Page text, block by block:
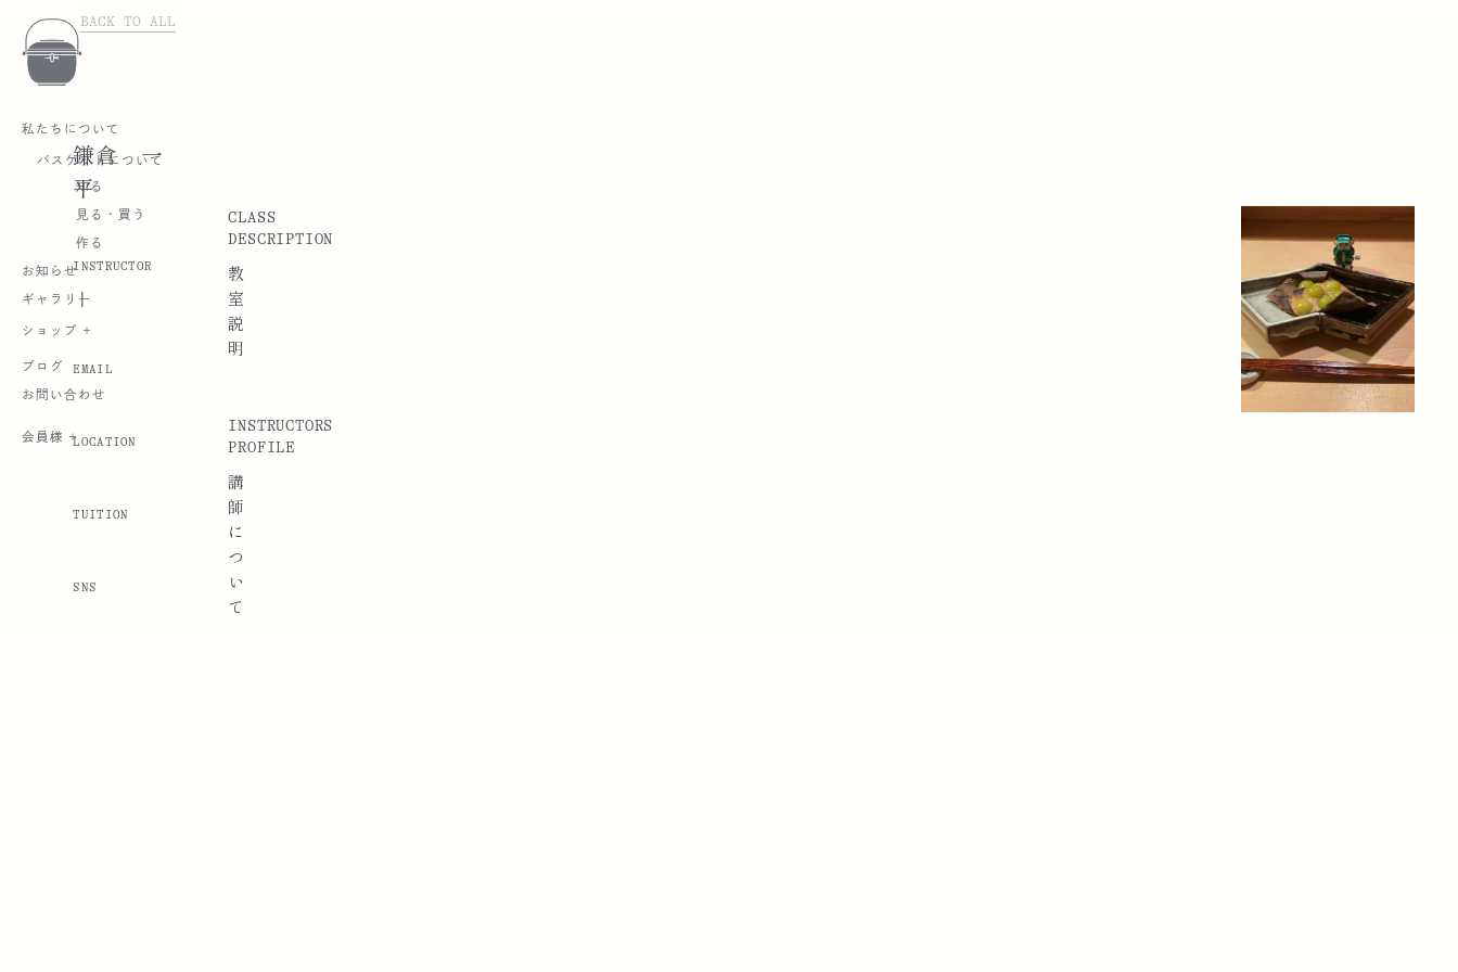
私たちについて
バスケットについて
知る
見る・買う
作る
お知らせ
ギャラリー
ショップ +
ブログ
お問い合わせ
会員様 +
BACK TO ALL
鎌倉 一
平
INSTRUCTOR
|
EMAIL
LOCATION
TUITION
SNS
CLASS
DESCRIPTION
教
室
説
明
INSTRUCTORS
PROFILE
講
師
に
つ
い
て